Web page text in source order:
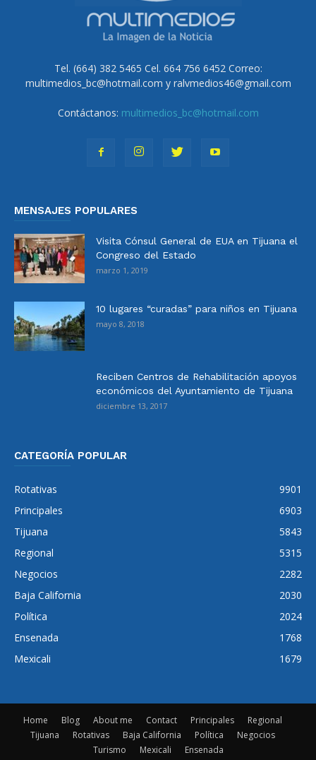
Tel. (664) 382 5465 Cel. 664 756 6452 Correo:
multimedios_bc@hotmail.com y ralvmedios46@gmail.com
Contáctanos: multimedios_bc@hotmail.com
MENSAJES POPULARES
Visita Cónsul General de EUA en Tijuana el
Congreso del Estado
marzo 1, 2019
10 lugares “curadas” para niños en Tijuana
mayo 8, 2018
Reciben Centros de Rehabilitación apoyos
económicos del Ayuntamiento de Tijuana
diciembre 13, 2017
CATEGORÍA POPULAR
Rotativas
9901
Principales
6903
Tijuana
5843
Regional
5315
Negocios
2282
Baja California
2030
Política
2024
Ensenada
1768
Mexicali
1679
Home Blog About me Contact Principales
Regional
Tijuana
Rotativas Baja California Política
Negocios
Turismo
Mexicali Ensenada